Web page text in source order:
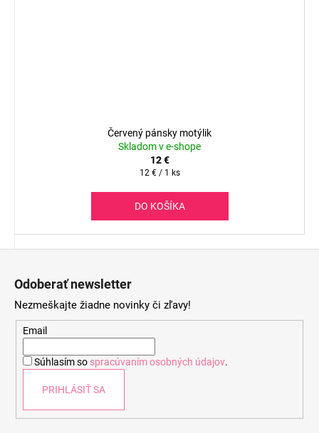
Červený pánsky motýlik
Skladom v e-shope
12 €
Jednotková
12 € / 1 ks
DO KOŠÍKA
Odoberať newsletter
Nezmeškajte žiadne novinky či zľavy!
Email
Súhlasím so spracúvaním osobných údajov.
PRIHLÁSIŤ SA